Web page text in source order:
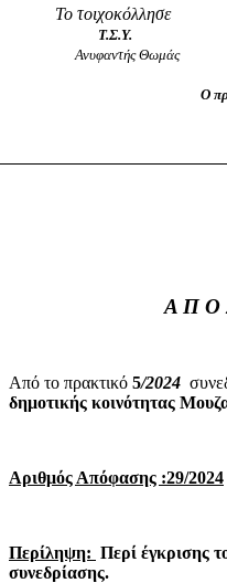
Το τοιχοκόλλησε
Τ.Σ.Υ.
Ανυφαντής Θωμάς
Ο
Α Π Ο
Από το πρακτικό 5/2024
δημοτικής κοινότητας
Αριθμός Απόφασης :29/2024
Περίληψη: Περί έγκρισης
συνεδρίασης.